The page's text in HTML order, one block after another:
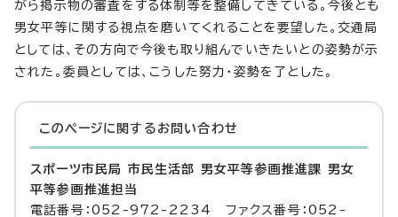
がら掲示物の審査をする体制等を整備してきている。今後とも
男女平等に関する視点を磨いてくれることを要望した。交通局
としては、その方向で今後も取り組んでいきたいとの姿勢が示
された。委員としては、こうした努力・姿勢を了とした。
このページに関する お問い合わせ
スポーツ市民局 市民生活部 男女平等参画推進課 男女
平等参画推進担当
電話番号：052-972-2234 ファクス番号：052-